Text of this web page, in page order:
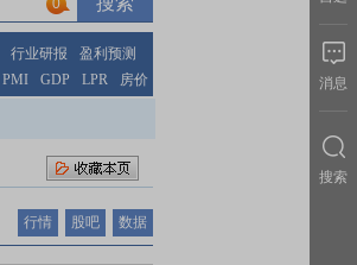
0
行业研报
盈利预测
PMI GDP LPR 房价
行情 股吧 数据
消息
搜索